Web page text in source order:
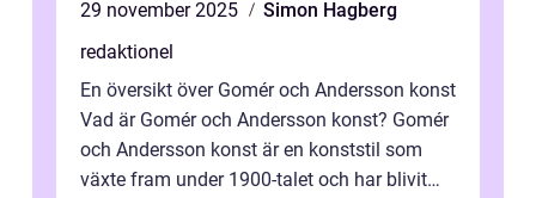
29 november 2025
Simon Hagberg
redaktionel
En översikt över Gomér och Andersson konst
Vad är Gomér och Andersson konst? Gomér
och Andersson konst är en konststil som
växte fram under 1900-talet och har blivit